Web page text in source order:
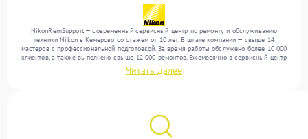
NikonRemSupport — современный сервисный центр по ремонту и обслуживанию
техники Nikon в Кемерово со стажем от 10 лет. В штате компании — свыше 14
мастеров с профессиональной подготовкой. За время работы обслужено более 10 000
клиентов, а также выполнено свыше 12 000 ремонтов. Ежемесячно в сервисный центр
поступает свыше 300 единиц техники, включая , , . Мы выполняем ремонт различного
уровня сложности и гарантируем высокое качество обслуживания благодаря
Читать далее